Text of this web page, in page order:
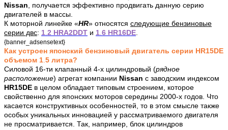
Nissan
получается эффективно продвигать данную серию
двигателей в массы.
К моторной линейке «HR» относятся следующие бензиновые
серии двс: 1 2 HRA2DDT и 1 6 HR16DE
{banner_adsensetext}
Как устроен японский бензиновый двигатель серии HR15DE
объемом 1 5 литра?
Силовой 16-ти клапанный 4-х цилиндровый (рядное
расположение) агрегат компании Nissan с заводским индексом
HR15DE в целом обладает типовым строением, которое
свойственно для японских моторов середины 2000-х годов. Что
касается конструктивных особенностей, то в этом смысле также
особых уникальных инновацией у рассматриваемого двигателя
не просматривается. Так, например, блок цилиндров